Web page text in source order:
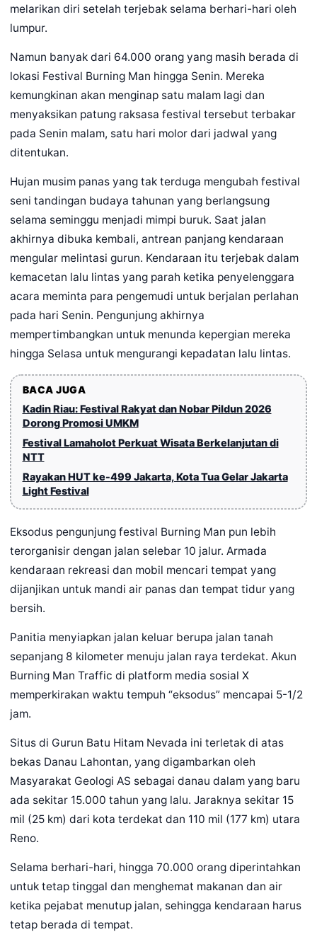
melarikan diri setelah terjebak selama berhari-hari oleh
lumpur.
Namun banyak dari 64.000 orang yang masih berada di
lokasi Festival Burning Man hingga Senin. Mereka
kemungkinan akan menginap satu malam lagi dan
menyaksikan patung raksasa festival tersebut terbakar
pada Senin malam, satu hari molor dari jadwal yang
ditentukan.
Hujan musim panas yang tak terduga mengubah festival
seni tandingan budaya tahunan yang berlangsung
selama seminggu menjadi mimpi buruk. Saat jalan
akhirnya dibuka kembali, antrean panjang kendaraan
mengular melintasi gurun. Kendaraan itu terjebak dalam
kemacetan lalu lintas yang parah ketika penyelenggara
acara meminta para pengemudi untuk berjalan perlahan
pada hari Senin. Pengunjung akhirnya
mempertimbangkan untuk menunda kepergian mereka
hingga Selasa untuk mengurangi kepadatan lalu lintas.
BACA JUGA
Kadin Riau: Festival Rakyat dan Nobar Pildun 2026
Dorong Promosi UMKM
Festival Lamaholot Perkuat Wisata Berkelanjutan di
NTT
Rayakan HUT ke-499 Jakarta, Kota Tua Gelar Jakarta
Light Festival
Eksodus pengunjung festival Burning Man pun lebih
terorganisir dengan jalan selebar 10 jalur. Armada
kendaraan rekreasi dan mobil mencari tempat yang
dijanjikan untuk mandi air panas dan tempat tidur yang
bersih.
Panitia menyiapkan jalan keluar berupa jalan tanah
sepanjang 8 kilometer menuju jalan raya terdekat. Akun
Burning Man Traffic di platform media sosial X
memperkirakan waktu tempuh “eksodus” mencapai 5-1/2
jam.
Situs di Gurun Batu Hitam Nevada ini terletak di atas
bekas Danau Lahontan, yang digambarkan oleh
Masyarakat Geologi AS sebagai danau dalam yang baru
ada sekitar 15.000 tahun yang lalu. Jaraknya sekitar 15
mil (25 km) dari kota terdekat dan 110 mil (177 km) utara
Reno.
Selama berhari-hari, hingga 70.000 orang diperintahkan
untuk tetap tinggal dan menghemat makanan dan air
ketika pejabat menutup jalan, sehingga kendaraan harus
tetap berada di tempat.